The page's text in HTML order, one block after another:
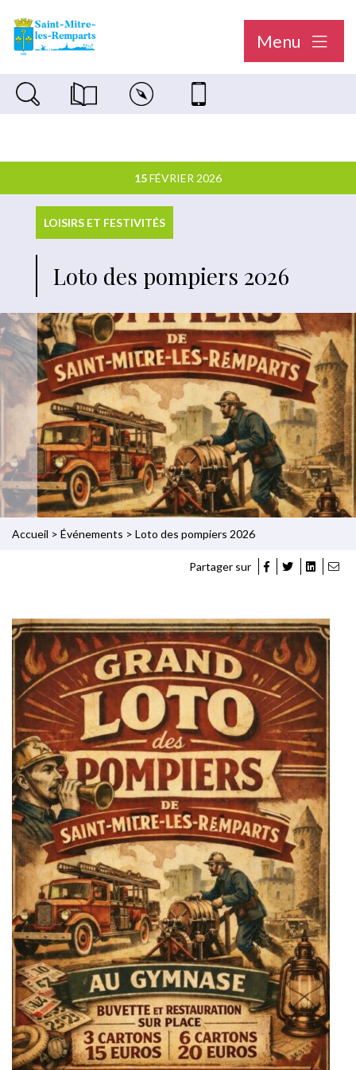
Menu
Recherche sur le siteMagazine municipal "Le Saint-Mitréen"
Carte interactiveNous contacter
15FÉVRIER 2026
LOISIRS ET FESTIVITÉS
Loto des pompiers 2026
Accueil > Événements > Loto des pompiers 2026
Partager sur